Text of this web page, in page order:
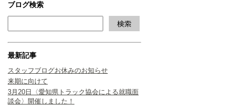
ブログ検索
最新記事
スタッフブログお休みのお知らせ
来期に向けて
3月20日〈愛知県トラック協会による就職面
談会〉開催しました！